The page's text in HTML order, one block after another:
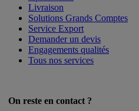
Après-vente
Livraison
Solutions Grands Comptes
Service Export
Demander un devis
Engagements qualités